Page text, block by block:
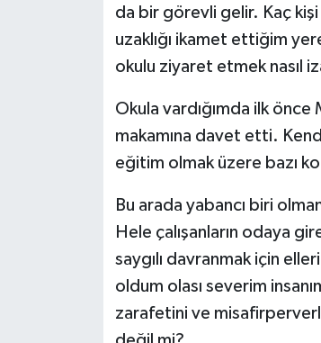
da bir görevli gelir. Kaç
uzaklığı ikamet ettiğim
okulu ziyaret etmek nasıl
Okula vardığımda ilk önce
makamına davet etti.
eğitim olmak üzere bazı
Bu arada yabancı biri
Hele çalışanların odaya
saygılı davranmak için
oldum olası severim
zarafetini ve